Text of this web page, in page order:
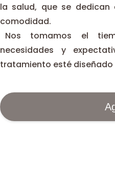
la salud, que se
comodidad.
Nos tomamos el
necesidades y
tratamiento esté